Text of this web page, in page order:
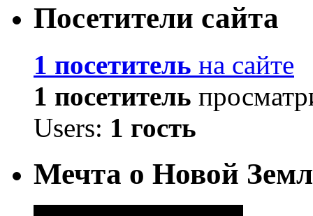
Посетители сайта
1 посетитель на сайте
1 посетитель
Users: 1 гость
Мечта о Новой